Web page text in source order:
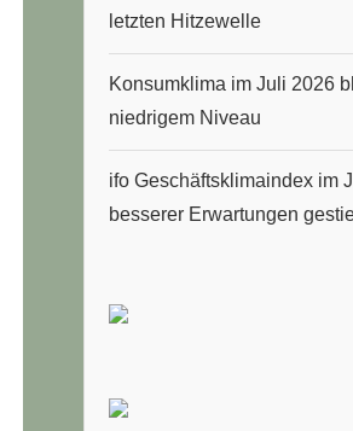
letzten Hitzewelle
Konsumklima im Juli 2026
niedrigem Niveau
ifo Geschäftsklimaindex im
besserer Erwartungen